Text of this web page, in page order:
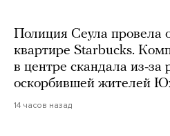
Полиция Сеула провела
квартире Starbucks.
в центре скандала из-за
оскорбившей жителей
14 часов назад